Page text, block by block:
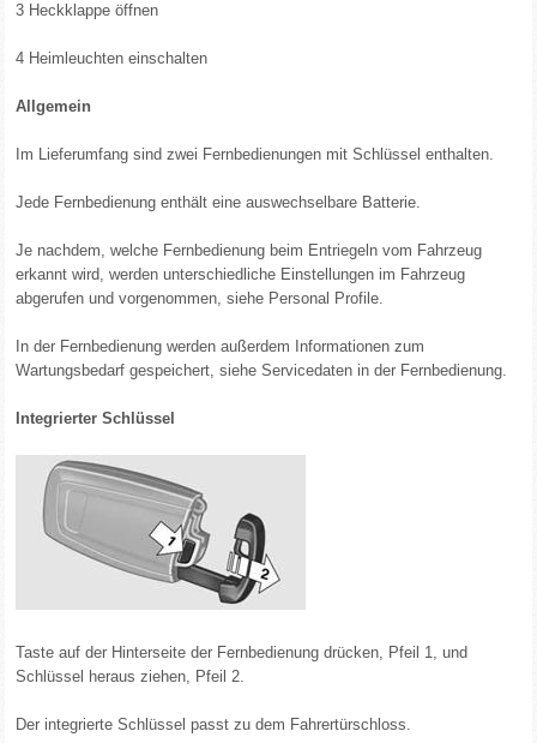
3 Heckklappe öffnen
4 Heimleuchten einschalten
Allgemein
Im Lieferumfang sind zwei Fernbedienungen mit Schlüssel enthalten.
Jede Fernbedienung enthält eine auswechselbare Batterie.
Je nachdem, welche Fernbedienung beim Entriegeln vom Fahrzeug
erkannt wird, werden unterschiedliche Einstellungen im Fahrzeug
abgerufen und vorgenommen, siehe Personal Profile.
In der Fernbedienung werden außerdem Informationen zum
Wartungsbedarf gespeichert, siehe Servicedaten in der Fernbedienung.
Integrierter Schlüssel
Taste auf der Hinterseite der Fernbedienung drücken, Pfeil 1, und
Schlüssel heraus ziehen, Pfeil 2.
Der integrierte Schlüssel passt zu dem Fahrertürschloss.